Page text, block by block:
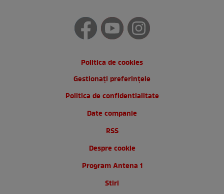
Politica de cookies
Gestionați preferințele
Politica de confidentialitate
Date companie
RSS
Despre cookie
Program Antena 1
Stiri